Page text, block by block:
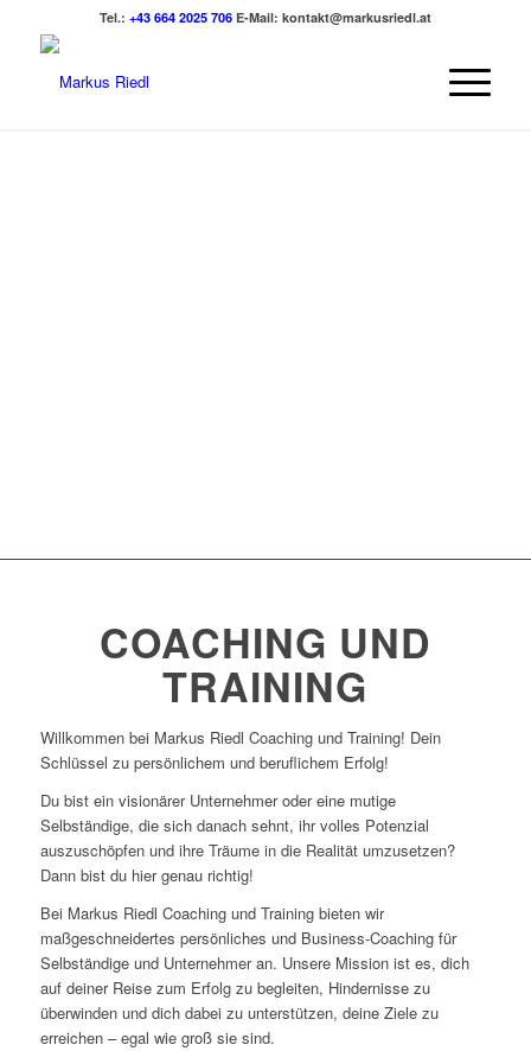
Tel.: +43 664 2025 706E-Mail: kontakt@markusriedl.at
COACHING UND
TRAINING
Willkommen bei Markus Riedl Coaching und Training! Dein
Schlüssel zu persönlichem und beruflichem Erfolg!
Du bist ein visionärer Unternehmer oder eine mutige
Selbständige, die sich danach sehnt, ihr volles Potenzial
auszuschöpfen und ihre Träume in die Realität umzusetzen?
Dann bist du hier genau richtig!
Bei Markus Riedl Coaching und Training bieten wir
maßgeschneidertes persönliches und Business-Coaching für
Selbständige und Unternehmer an. Unsere Mission ist es, dich
auf deiner Reise zum Erfolg zu begleiten, Hindernisse zu
überwinden und dich dabei zu unterstützen, deine Ziele zu
erreichen – egal wie groß sie sind.